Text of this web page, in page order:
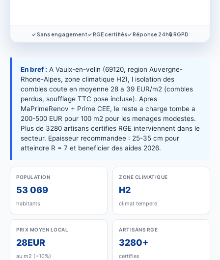
✓ Sans engagement✓ RGE certifiés✓ Réponse 24h🔒 RGPD
En bref : A Vaulx-en-velin (69120, region Auvergne-
Rhone-Alpes, zone climatique H2), l isolation des
combles coute en moyenne 28 a 39 EUR/m2 (combles
perdus, soufflage TTC pose incluse). Apres
MaPrimeRenov + Prime CEE, le reste a charge tombe a
200-500 EUR pour 100 m2 pour les menages modestes.
Plus de 3280 artisans certifies RGE interviennent dans le
secteur. Epaisseur recommandee : 25-35 cm pour
atteindre R = 7 et beneficier des aides 2026.
POPULATION
53 069
habitants
ZONE CLIMATIQUE
H2
climat tempere
PRIX MOYEN LOCAL
28EUR
au m2 (+10%)
ARTISANS RGE
3280+
certifies